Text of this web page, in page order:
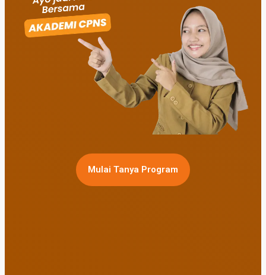
Mulai Tanya Program